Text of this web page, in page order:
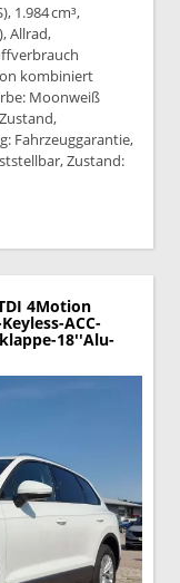
1.984 cm³,
Allrad,
kombiniert
Moonweiß
Fahrzeuggarantie,
Zustand:
4Motion
ACC-
18''Alu-